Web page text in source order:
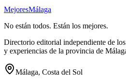
MejoresMálaga
No están todos. Están los mejores.
Directorio editorial independiente de
y experiencias de la provincia de
Málaga, Costa del Sol